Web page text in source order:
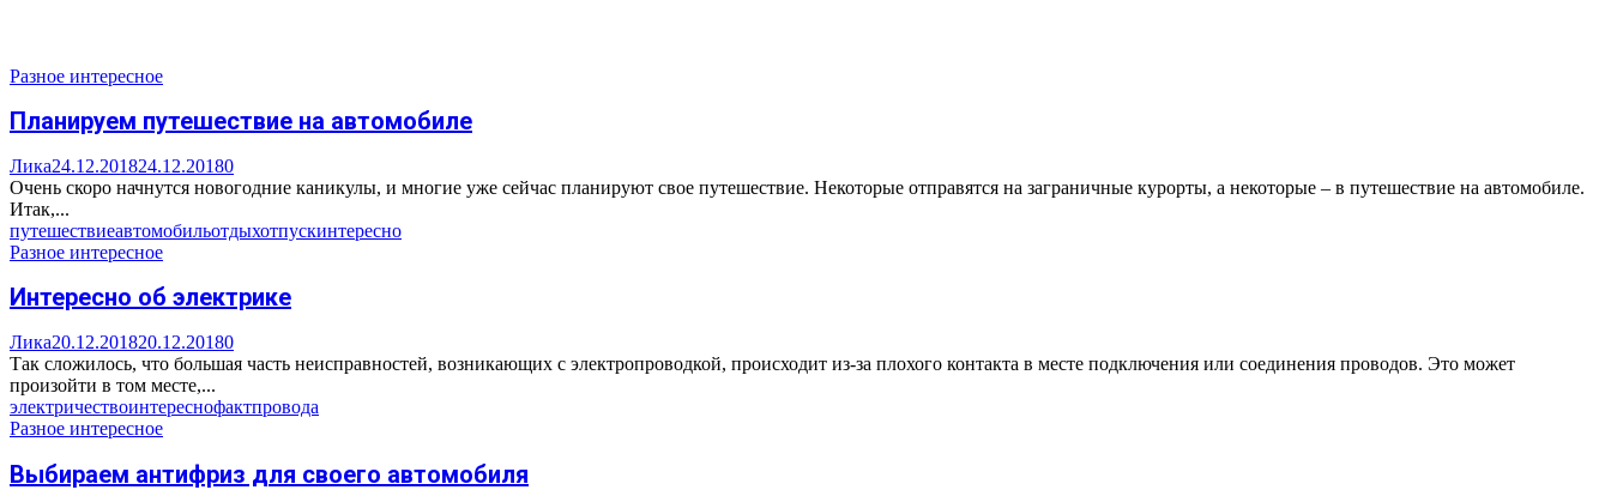
Разное интересное
Планируем путешествие на автомобиле
Лика24.12.201824.12.20180
Очень скоро начнутся новогодние каникулы, и многие уже сейчас планируют свое путешествие. Некоторые отправятся на заграничные курорты, а некоторые – в путешествие на автомобиле.
Итак,...
путешествиеавтомобильотдыхотпускинтересно
Разное интересное
Интересно об электрике
Лика20.12.201820.12.20180
Так сложилось, что большая часть неисправностей, возникающих с электропроводкой, происходит из-за плохого контакта в месте подключения или соединения проводов. Это может
произойти в том месте,...
электричествоинтереснофактпровода
Разное интересное
Выбираем антифриз для своего автомобиля